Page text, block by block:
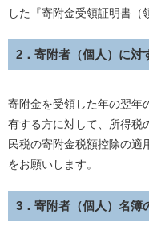
した『寄附金受領証明書（
2．寄附者（個人）に対
寄附金を受領した年の翌年
有する方に対して、所得税
民税の寄附金税額控除の適
をお願いします。
3．寄附者（個人）名簿